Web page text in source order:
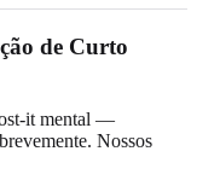
de Curto
it mental —
Nossos